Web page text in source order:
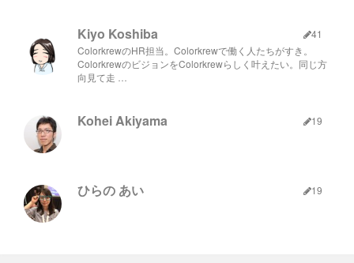
弊社は今後も社外へ向けた勉強会を開催していく予定ですの
で、 ご都合のつく際は是非ご参加ください。
おわりに
参加していただいた方からは、 「Onsen UIとCloudendpointを
使ってみたくなった」 「他のプロジェクトの話も聞いてみた
い」 「懇親会の雰囲気がとても良かった」 「これからもISAO
の勉強会には参加していきたい」 などのフィードバックをいた
弊社は今後も社外へ向けた勉強会を開催していく予定ですの
で、 これからもぜひご参加ください。
Kiyo Koshiba
41
ColorkrewのHR担当。Colorkrewで働く人たちがすき。
ColorkrewのビジョンをColorkrewらしく叶えたい。同じ方
向見て走 …
Kohei Akiyama 19
ひらの あい 19